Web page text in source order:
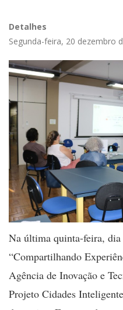
Detalhes
Segunda-feira, 20 dezembro
Na última quinta-feira,
“Compartilhando
Agência de Inovação e
Projeto Cidades